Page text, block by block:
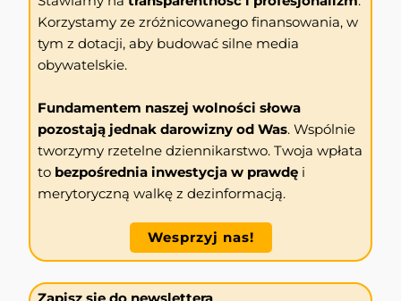
Korzystamy ze zróżnicowanego finansowania, w
tym z dotacji, aby budować silne media
obywatelskie.
Fundamentem naszej wolności słowa
pozostają jednak darowizny od Was. Wspólnie
tworzymy rzetelne dziennikarstwo. Twoja wpłata
to bezpośrednia inwestycja w prawdę i
merytoryczną walkę z dezinformacją.
Wesprzyj nas!